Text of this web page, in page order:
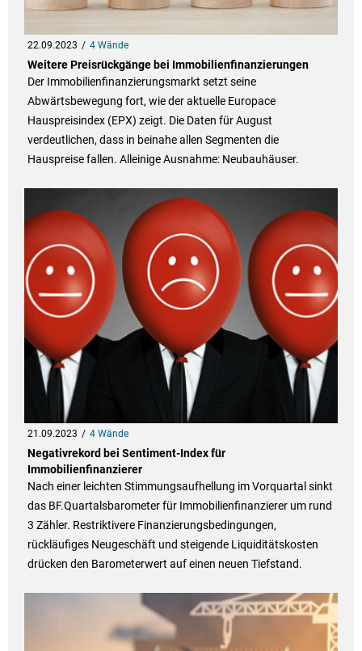
22.09.2023 4 Wände
Weitere Preisrückgänge bei Immobilienfinanzierungen
Der Immobilienfinanzierungsmarkt setzt seine
Abwärtsbewegung fort, wie der aktuelle Europace
Hauspreisindex (EPX) zeigt. Die Daten für August
verdeutlichen, dass in beinahe allen Segmenten die
Hauspreise fallen. Alleinige Ausnahme: Neubauhäuser.
21.09.2023 4 Wände
Negativrekord bei Sentiment-Index für
Immobilienfinanzierer
Nach einer leichten Stimmungsaufhellung im Vorquartal sinkt
das BF.Quartalsbarometer für Immobilienfinanzierer um rund
3 Zähler. Restriktivere Finanzierungsbedingungen,
rückläufiges Neugeschäft und steigende Liquiditätskosten
drücken den Barometerwert auf einen neuen Tiefstand.